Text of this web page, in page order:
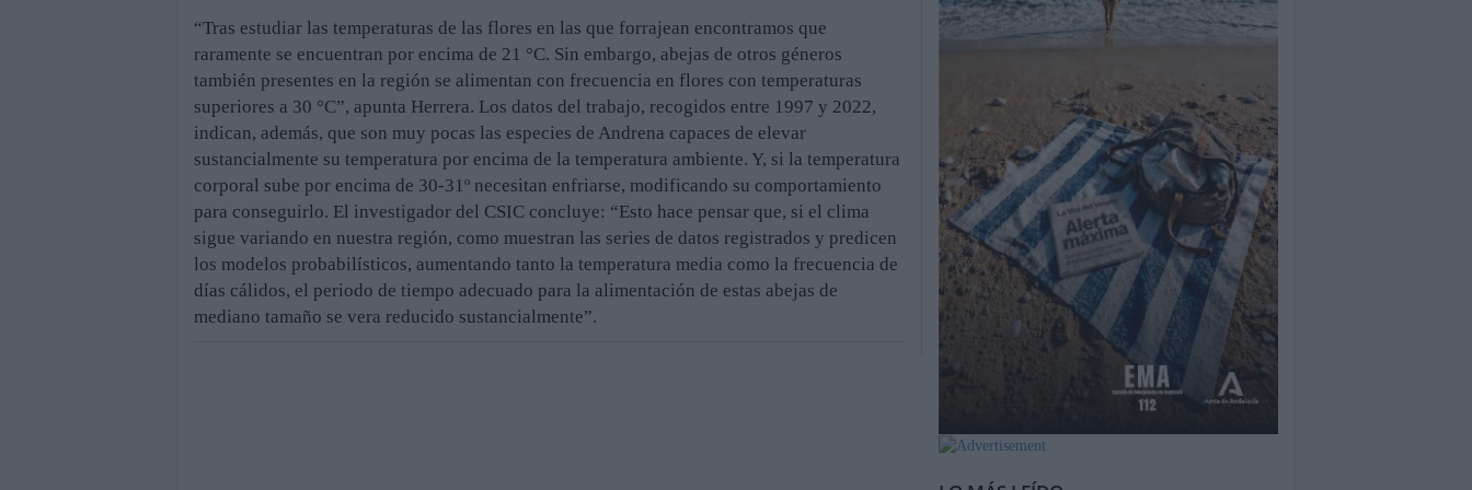
“Tras estudiar las temperaturas de las flores en las que forrajean encontramos que
raramente se encuentran por encima de 21 °C. Sin embargo, abejas de otros géneros
también presentes en la región se alimentan con frecuencia en flores con temperaturas
superiores a 30 °C”, apunta Herrera. Los datos del trabajo, recogidos entre 1997 y 2022,
indican, además, que son muy pocas las especies de Andrena capaces de elevar
sustancialmente su temperatura por encima de la temperatura ambiente. Y, si la temperatura
corporal sube por encima de 30-31º necesitan enfriarse, modificando su comportamiento
para conseguirlo. El investigador del CSIC concluye: “Esto hace pensar que, si el clima
sigue variando en nuestra región, como muestran las series de datos registrados y predicen
los modelos probabilísticos, aumentando tanto la temperatura media como la frecuencia de
días cálidos, el periodo de tiempo adecuado para la alimentación de estas abejas de
mediano tamaño se vera reducido sustancialmente”.